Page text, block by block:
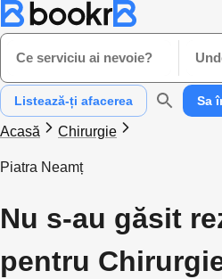
Ce serviciu ai nevoie?
Listează-ți afacerea Sa
Acasă Chirurgie
Piatra Neamț
Nu s-au găsit
pentru